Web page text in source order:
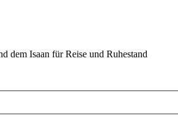
dem Isaan für Reise und Ruhestand